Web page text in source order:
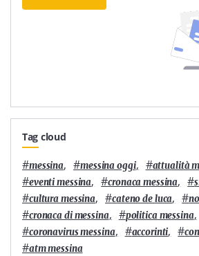
Tag cloud
#messina, #messina oggi, #attualità
#eventi messina, #cronaca messina, #
#cultura messina, #cateno de luca, #
#cronaca di messina, #politica messina,
#coronavirus messina, #accorinti, #
#atm messina